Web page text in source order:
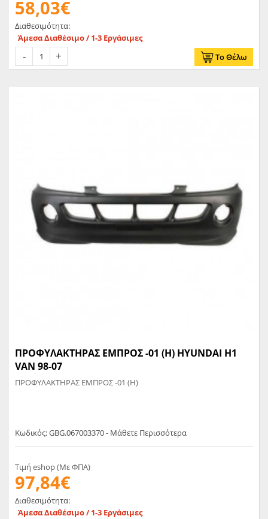
58,03€
Διαθεσιμότητα:
Άμεσα Διαθέσιμο / 1-3 Εργάσιμες
Το Θέλω
ΠΡΟΦΥΛΑΚΤΗΡΑΣ ΕΜΠΡΟΣ -01 (Η) HYUNDAI H1
VAN 98-07
ΠΡΟΦΥΛΑΚΤΗΡΑΣ ΕΜΠΡΟΣ -01 (Η)
Κωδικός: GBG.067003370 - Μάθετε Περισσότερα
Τιμή eshop (Με ΦΠΑ)
97,84€
Διαθεσιμότητα:
Άμεσα Διαθέσιμο / 1-3 Εργάσιμες